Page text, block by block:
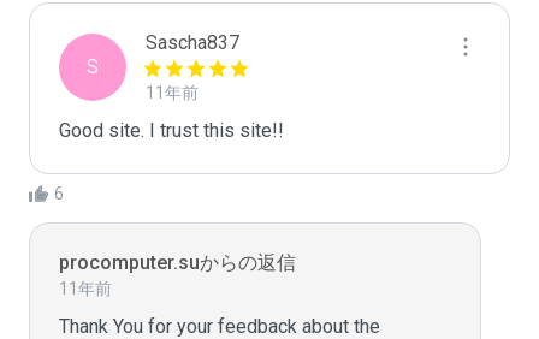
S
Sascha837
11年前
Good site. I trust this site!!
6
procomputer.suからの返信
11年前
Thank You for your feedback about the